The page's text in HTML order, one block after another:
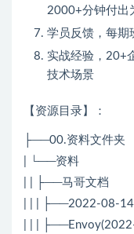
2000+分钟付出
学员反馈，每期
实战经验，20+
技术场景
【资源目录】：
├──00.资料文件夹
| └──资料
| | ├──马哥文档
| | | ├──2022-08-
| | |